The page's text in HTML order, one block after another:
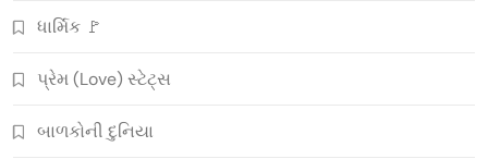
ધાર્મિક 🚩
પ્રેમ (Love) સ્ટેટ્સ
બાળકોની દુનિયા